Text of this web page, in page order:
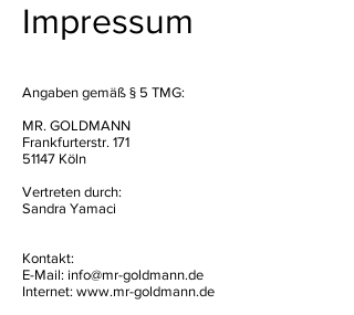
Impressum
Angaben gemäß § 5 TMG:
MR. GOLDMANN
Frankfurterstr. 171
51147 Köln
Vertreten durch:
Sandra Yamaci
Kontakt:
E-Mail: info@mr-goldmann.de
Internet: www.mr-goldmann.de